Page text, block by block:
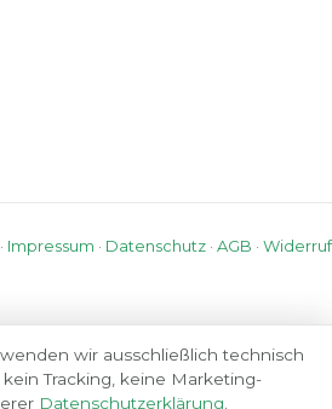
Impressum · Datenschutz · AGB · Widerruf
wir ausschließlich technisch
Tracking, keine Marketing-
Datenschutzerklärung